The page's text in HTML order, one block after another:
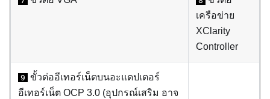
เครือข่าย
XClarity
Controller
9 ขั้วต่ออีเทอร์เน็ตบนอะแดปเตอร์
อีเทอร์เน็ต OCP 3.0 (อุปกรณ์เสริม อาจ